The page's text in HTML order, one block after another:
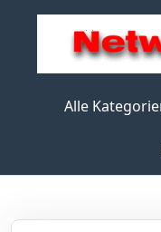
Alle